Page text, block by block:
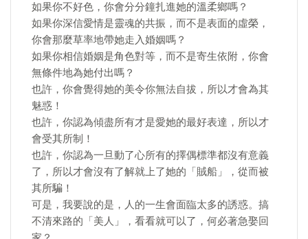
如果你不好色，你會分分鐘扎進她的溫柔鄉嗎？
如果你深信愛情是靈魂的共振，而不是表面的虛榮，
你會那麼草率地帶她走入婚姻嗎？
如果你相信婚姻是角色對等，而不是寄生依附，你會
無條件地為她付出嗎？
也許，你會覺得她的美令你無法自拔，所以才會為其
魅惑！
也許，你認為傾盡所有才是愛她的最好表達，所以才
會受其所制！
也許，你認為一旦動了心所有的擇偶標準都沒有意義
了，所以才會沒有了解就上了她的「賊船」，從而被
其所騙！
可是，我要說的是，人的一生會面臨太多的誘惑。搞
不清來路的「美人」，看看就可以了，何必著急娶回